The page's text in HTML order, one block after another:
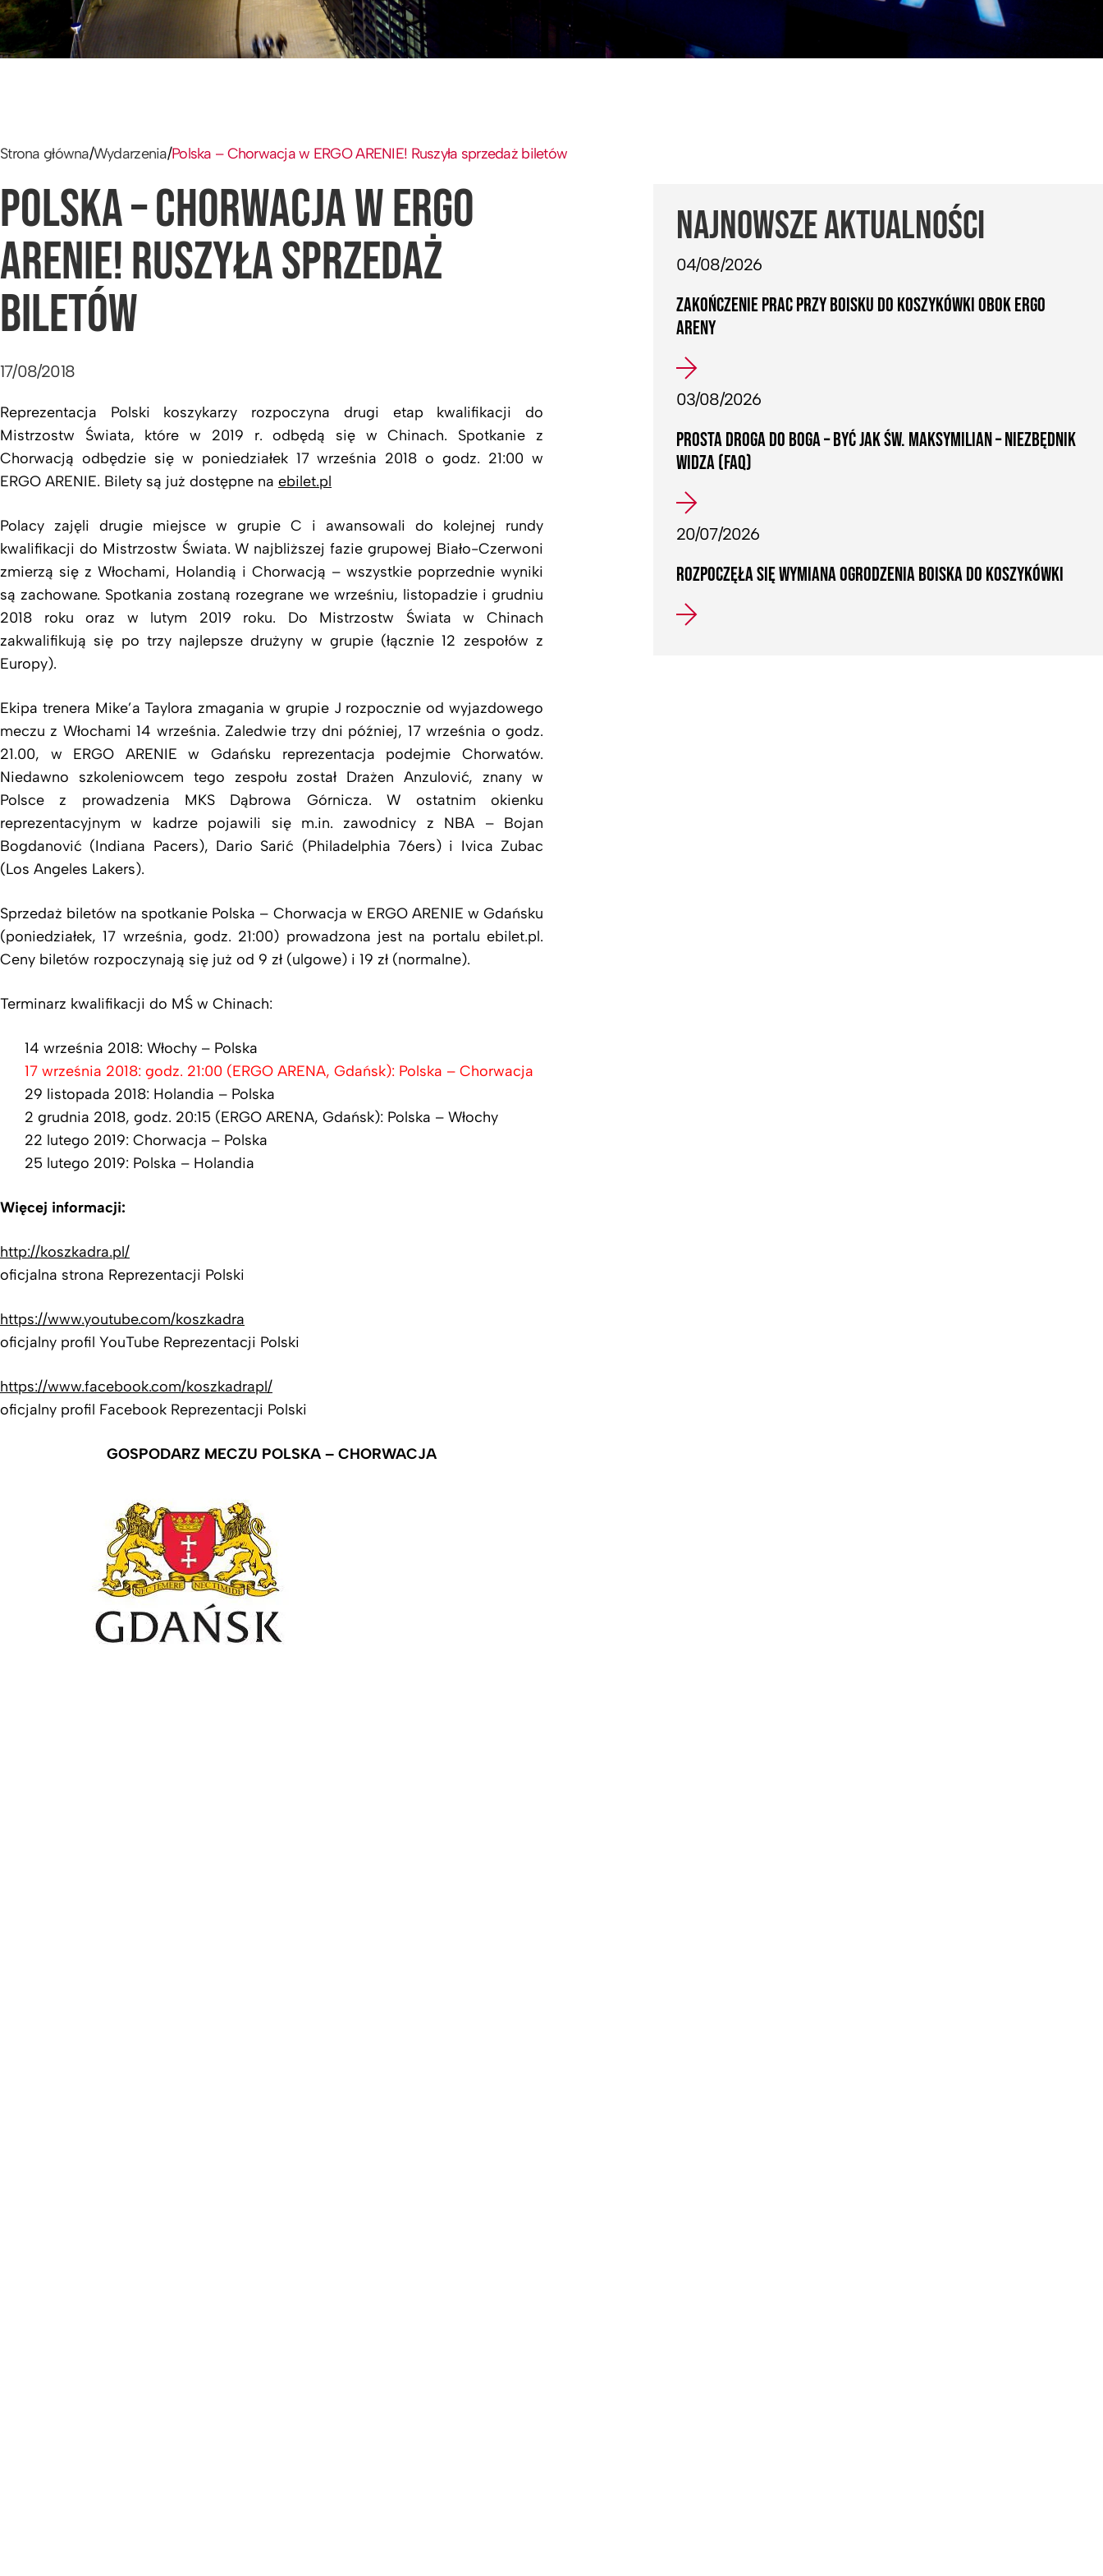
Strona główna/Wydarzenia/Polska – Chorwacja w ERGO ARENIE! Ruszyła sprzedaż biletów
POLSKA – CHORWACJA W ERGO
ARENIE! RUSZYŁA SPRZEDAŻ
BILETÓW
17/08/2018
Reprezentacja Polski koszykarzy rozpoczyna drugi etap kwalifikacji do
Mistrzostw Świata, które w 2019 r. odbędą się w Chinach. Spotkanie z
Chorwacją odbędzie się w poniedziałek 17 września 2018 o godz. 21:00 w
ERGO ARENIE. Bilety są już dostępne na ebilet.pl
Polacy zajęli drugie miejsce w grupie C i awansowali do kolejnej rundy
kwalifikacji do Mistrzostw Świata. W najbliższej fazie grupowej Biało-Czerwoni
zmierzą się z Włochami, Holandią i Chorwacją – wszystkie poprzednie wyniki
są zachowane. Spotkania zostaną rozegrane we wrześniu, listopadzie i grudniu
2018 roku oraz w lutym 2019 roku. Do Mistrzostw Świata w Chinach
zakwalifikują się po trzy najlepsze drużyny w grupie (łącznie 12 zespołów z
Europy).
Ekipa trenera Mike’a Taylora zmagania w grupie J rozpocznie od wyjazdowego
meczu z Włochami 14 września. Zaledwie trzy dni później, 17 września o godz.
21.00, w ERGO ARENIE w Gdańsku reprezentacja podejmie Chorwatów.
Niedawno szkoleniowcem tego zespołu został Drażen Anzulović, znany w
Polsce z prowadzenia MKS Dąbrowa Górnicza. W ostatnim okienku
reprezentacyjnym w kadrze pojawili się m.in. zawodnicy z NBA – Bojan
Bogdanović (Indiana Pacers), Dario Sarić (Philadelphia 76ers) i Ivica Zubac
(Los Angeles Lakers).
Sprzedaż biletów na spotkanie Polska – Chorwacja w ERGO ARENIE w Gdańsku
(poniedziałek, 17 września, godz. 21:00) prowadzona jest na portalu ebilet.pl.
Ceny biletów rozpoczynają się już od 9 zł (ulgowe) i 19 zł (normalne).
Terminarz kwalifikacji do MŚ w Chinach:
14 września 2018: Włochy – Polska
17 września 2018: godz. 21:00 (ERGO ARENA, Gdańsk): Polska – Chorwacja
29 listopada 2018: Holandia – Polska
2 grudnia 2018, godz. 20:15 (ERGO ARENA, Gdańsk): Polska – Włochy
22 lutego 2019: Chorwacja – Polska
25 lutego 2019: Polska – Holandia
Więcej informacji:
http://koszkadra.pl/
oficjalna strona Reprezentacji Polski
https://www.youtube.com/koszkadra
oficjalny profil YouTube Reprezentacji Polski
https://www.facebook.com/koszkadrapl/
oficjalny profil Facebook Reprezentacji Polski
GOSPODARZ MECZU POLSKA – CHORWACJA
NAJNOWSZE AKTUALNOŚCI
04/08/2026
ZAKOŃCZENIE PRAC PRZY BOISKU DO KOSZYKÓWKI OBOK ERGO
ARENY
03/08/2026
PROSTA DROGA DO BOGA – BYĆ JAK ŚW. MAKSYMILIAN – NIEZBĘDNIK
WIDZA (FAQ)
20/07/2026
ROZPOCZĘŁA SIĘ WYMIANA OGRODZENIA BOISKA DO KOSZYKÓWKI